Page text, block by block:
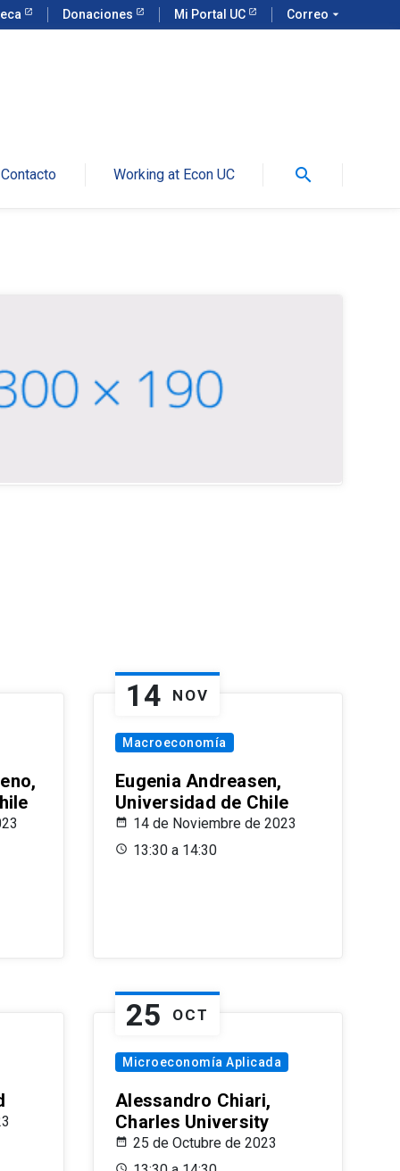
Donaciones Mi Portal UC Correo arrow_drop_down
Contacto Working at Econ UC search
14 NOV
Macroeconomía
Eugenia Andreasen,
Universidad de Chile
14 de Noviembre de 2023
13:30 a 14:30
25 OCT
Microeconomía Aplicada
Alessandro Chiari,
Charles University
25 de Octubre de 2023